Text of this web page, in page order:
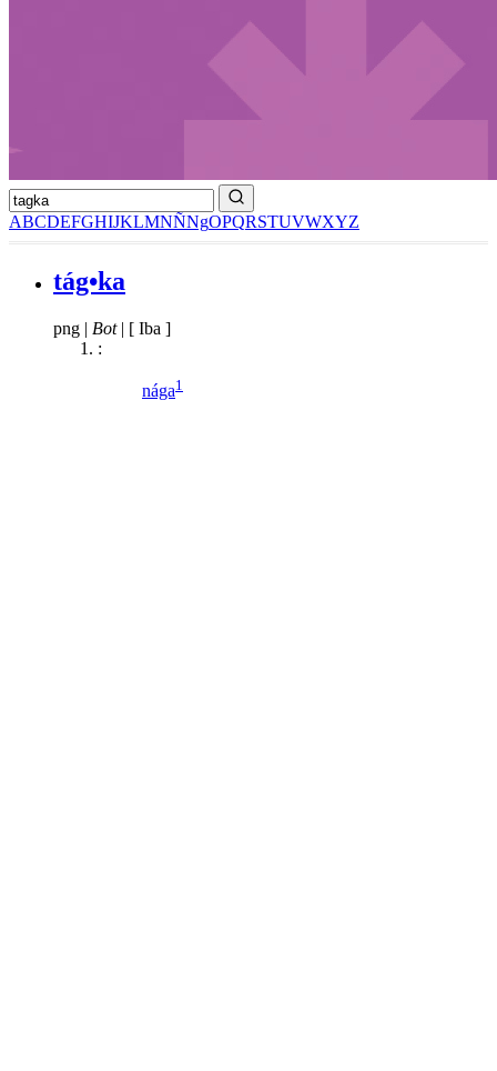
ABCDEFGHIJKLMNÑNgOPQRSTUVWXYZ
tág•ka
png | Bot | [ Iba ]
:
nága1